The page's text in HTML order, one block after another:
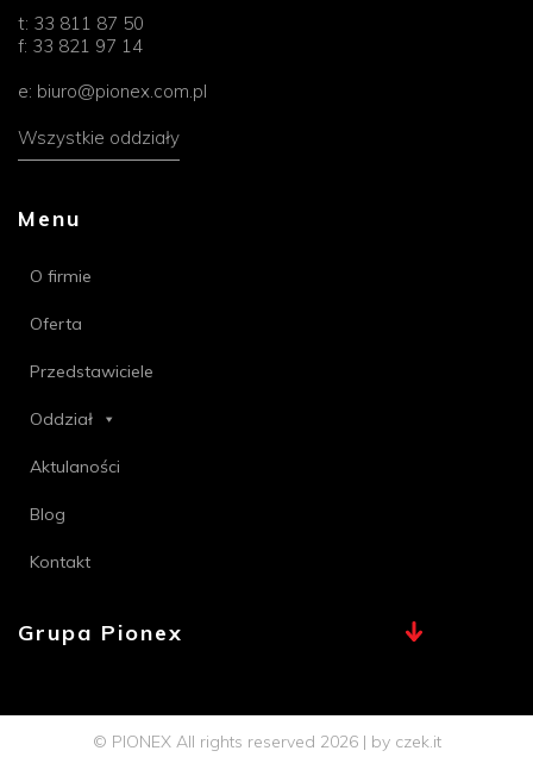
t: 33 811 87 50
f: 33 821 97 14
e: biuro@pionex.com.pl
Wszystkie oddziały
Menu
O firmie
Oferta
Przedstawiciele
Oddział
Aktulaności
Blog
Kontakt
Grupa Pionex
Chemia Bielsko
Profi PSB© PIONEX All rights reserved 2026 | by czek.it